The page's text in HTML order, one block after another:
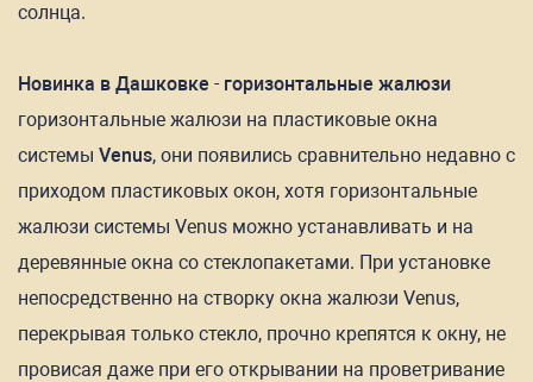
солнца.
Новинка в Дашковке - горизонтальные жалюзи
горизонтальные жалюзи на пластиковые окна
системы Venus, они появились сравнительно недавно с
приходом пластиковых окон, хотя горизонтальные
жалюзи системы Venus можно устанавливать и на
деревянные окна со стеклопакетами. При установке
непосредственно на створку окна жалюзи Venus,
перекрывая только стекло, прочно крепятся к окну, не
провисая даже при его открывании на проветривание